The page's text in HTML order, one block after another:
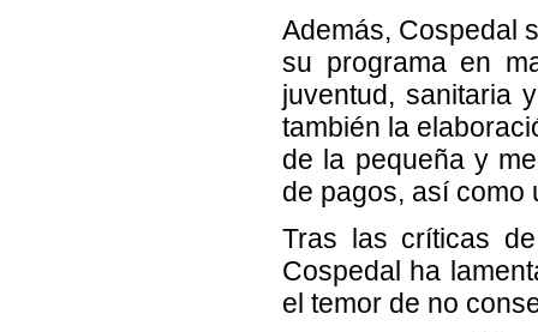
Además, Cospedal
su programa en
juventud, sanitaria
también la
de la pequeña y
de pagos, así como
Tras las críticas
Cospedal ha
el temor de no